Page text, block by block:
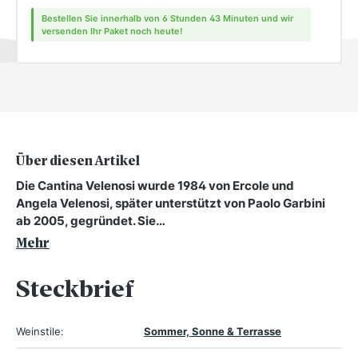
Bestellen Sie innerhalb von 6 Stunden 43 Minuten und wir
versenden Ihr Paket noch heute!
Über diesen Artikel
Die Cantina Velenosi wurde 1984 von Ercole und
Angela Velenosi, später unterstützt von Paolo Garbini
ab 2005, gegründet. Sie…
Mehr
Steckbrief
Weinstile: Sommer, Sonne & Terrasse